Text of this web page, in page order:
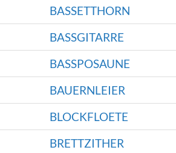
BASSETTHORN
BASSGITARRE
BASSPOSAUNE
BAUERNLEIER
BLOCKFLOETE
BRETTZITHER